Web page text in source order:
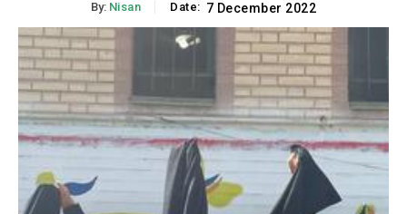
By: Nisan Date: 7 December 2022